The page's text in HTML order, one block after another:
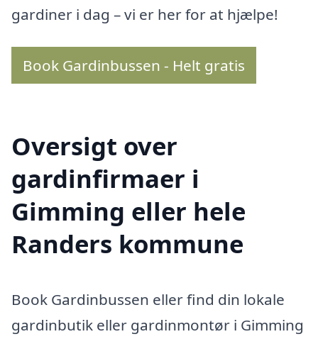
gardiner i dag – vi er her for at hjælpe!
Book Gardinbussen - Helt gratis
Oversigt over
gardinfirmaer i
Gimming eller hele
Randers kommune
Book Gardinbussen eller find din lokale
gardinbutik eller gardinmontør i Gimming